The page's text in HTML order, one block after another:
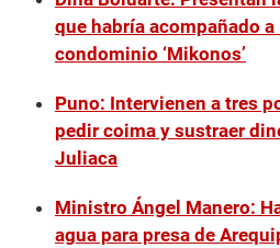
que habría acompañado a
condominio ‘Mikonos’
Puno: Intervienen a tres
pedir coima y sustraer
Juliaca
Ministro Ángel Manero:
agua para presa de